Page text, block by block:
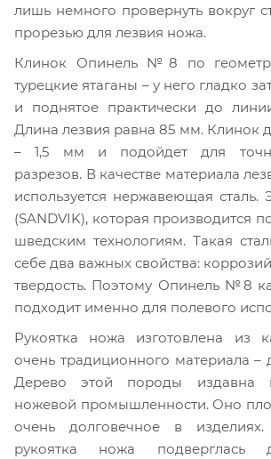
лишь немного провернуть вокруг
прорезью для лезвия ножа.
Клинок Опинель №8 по
турецкие ятаганы – у него гладко
и поднятое практически до
Длина лезвия равна 85 мм. Клинок
– 1,5 мм и подойдет для
разрезов. В качестве материала
используется нержавеющая сталь.
(SANDVIK), которая производится
шведским технологиям. Такая
себе два важных свойства:
твердость. Поэтому Опинель №8
подходит именно для полевого
Рукоятка ножа изготовлена из
очень традиционного материала –
Дерево этой породы издавна
ножевой промышленности. Оно
очень долговечное в
рукоятка ножа подверглась